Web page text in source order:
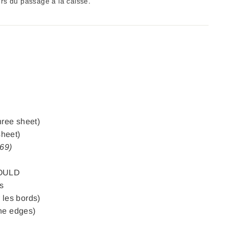
sheet)
les bords)
edges)